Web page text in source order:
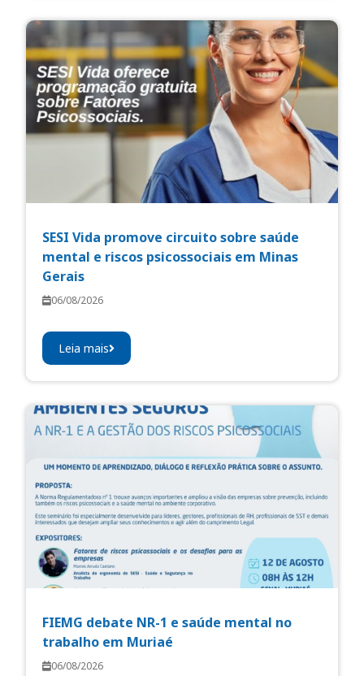
SESI Vida promove circuito sobre saúde
mental e riscos psicossociais em Minas
Gerais
06/08/2026
Leia mais
FIEMG debate NR-1 e saúde mental no
trabalho em Muriaé
06/08/2026